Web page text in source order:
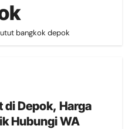
bangkok depok
di Depok, Harga
Hubungi WA